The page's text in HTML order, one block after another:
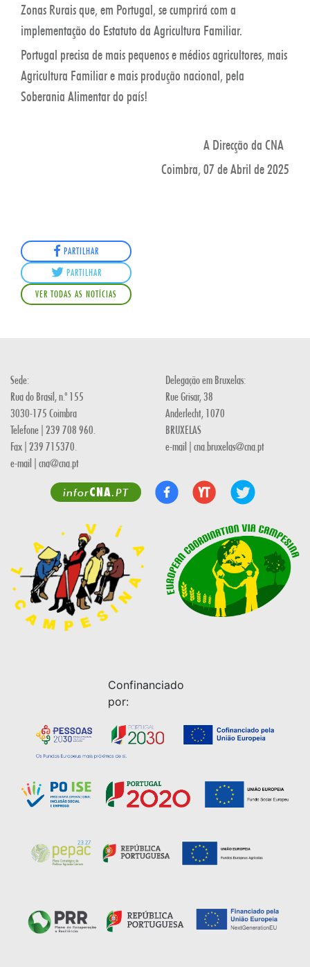
Zonas Rurais que, em Portugal, se cumprirá com a
implementação do Estatuto da Agricultura Familiar.
Portugal precisa de mais pequenos e médios agricultores, mais
Agricultura Familiar e mais produção nacional, pela
Soberania Alimentar do país!
A Direcção da CNA
Coimbra, 07 de Abril de 2025
PARTILHAR
PARTILHAR
VER TODAS AS NOTÍCIAS
Sede:
Rua do Brasil, n.º 155
3030-175 Coimbra
Telefone | 239 708 960.
Fax | 239 715370.
e-mail | cna@cna.pt
Delegação em Bruxelas:
Rue Grisar, 38
Anderlecht, 1070
BRUXELAS
e-mail | cna.bruxelas@cna.pt
inforCNA.PT
Confinanciado
por: